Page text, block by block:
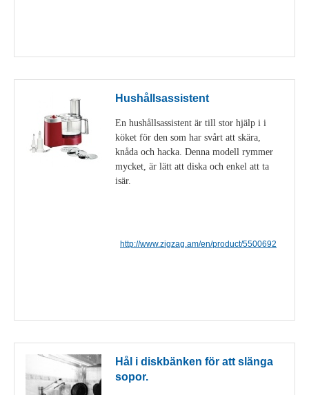
Hushållsassistent
En hushållsassistent är till stor hjälp i i
köket för den som har svårt att skära,
knåda och hacka. Denna modell rymmer
mycket, är lätt att diska och enkel att ta
isär.
http://www.zigzag.am/en/product/5500692
Hål i diskbänken för att slänga
sopor.